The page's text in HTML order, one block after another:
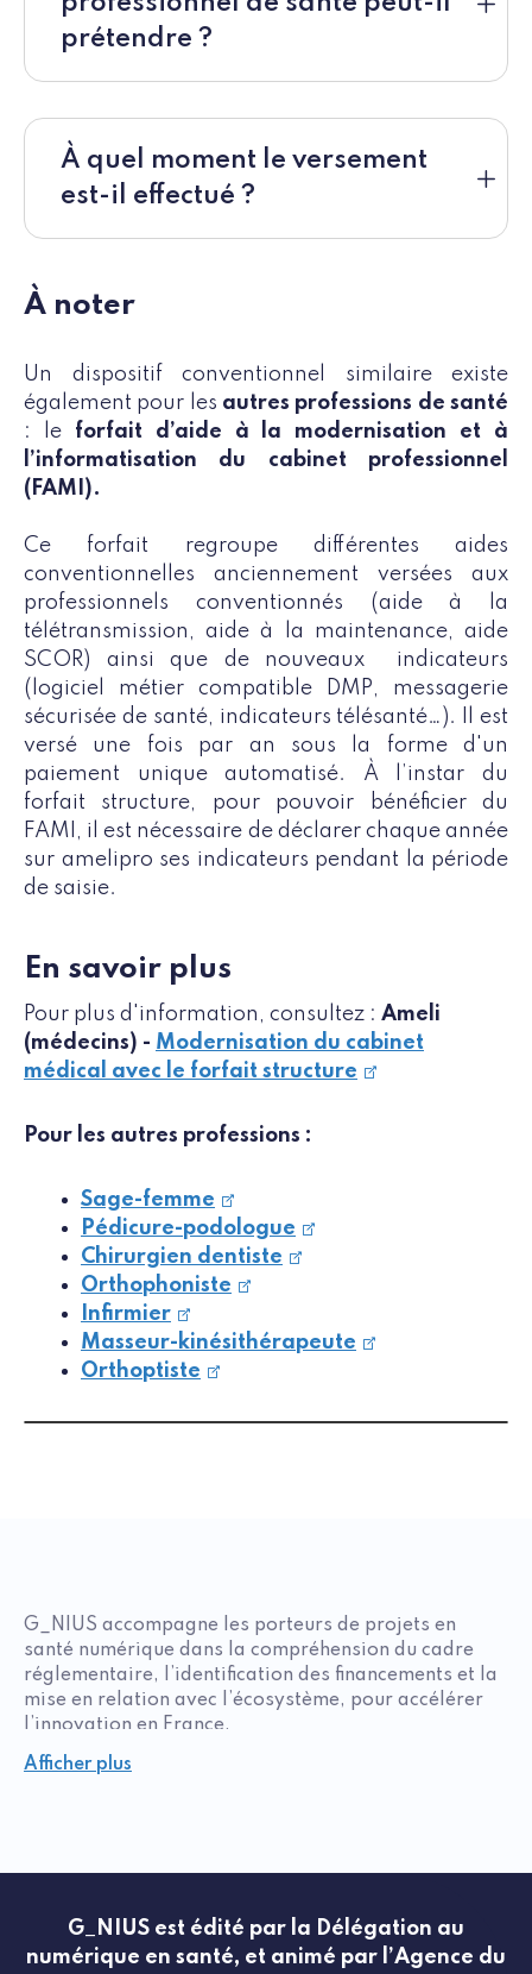
prétendre ?
À quel moment le versement
est-il effectué ?
À noter
Un dispositif conventionnel similaire existe
également pour les autres professions de santé
: leforfait d’aide à la modernisation et à
l’informatisation du cabinet professionnel
(FAMI).
Ce forfait regroupe différentes aides
conventionnelles anciennement versées aux
professionnels conventionnés (aide à la
télétransmission, aide à la maintenance, aide
SCOR) ainsi que de nouveaux indicateurs
(logiciel métier compatible DMP, messagerie
sécurisée de santé, indicateurs télésanté…). Il est
versé une fois par an sous la forme d'un
paiement unique automatisé. À l’instar du
forfait structure, pour pouvoir bénéficier du
FAMI, il est nécessaire de déclarer chaque année
sur amelipro ses indicateurs pendant la période
de saisie.
En savoir plus
Pour plus d'information, consultez : Ameli
(médecins) - Modernisation du cabinet
médical avec le forfait structure
Pour les autres professions :
Sage-femme
Pédicure-podologue
Chirurgien dentiste
Orthophoniste
Infirmier
Masseur-kinésithérapeute
Orthoptiste
G_NIUS accompagne les porteurs de projets en
santé numérique dans la compréhension du cadre
réglementaire, l’identification des financements et la
mise en relation avec l’écosystème, pour accélérer
l’innovation en France.
Afficher plus
G_NIUS est édité par la Délégation au
numérique en santé, et animé par l’Agence du